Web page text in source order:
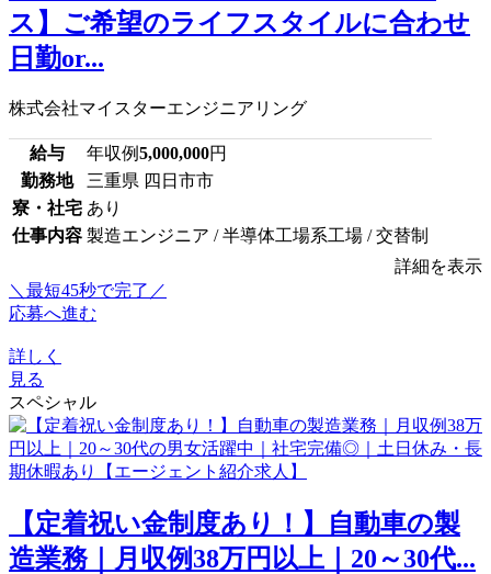
ス】ご希望のライフスタイルに合わせ
日勤or...
株式会社マイスターエンジニアリング
給与 年収例5,000,000円
勤務地
三重県 四日市市
寮・社宅 あり
仕事内容 製造エンジニア / 半導体工場系工場 / 交替制
詳細を表示
＼最短45秒で完了／
応募へ進む
詳しく
見る
スペシャル
【定着祝い金制度あり！】自動車の製
造業務｜月収例38万円以上｜20～30代...